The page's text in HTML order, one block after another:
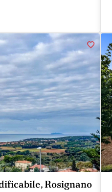
Rosignano